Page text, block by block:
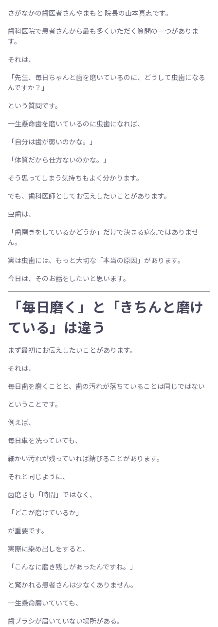
さがなかの歯医者さんやまもと 院長の山本真志です。
歯科医院で患者さんから最も多くいただく質問の一つがありま
す。
それは、
「先生、毎日ちゃんと歯を磨いているのに、どうして虫歯になる
んですか？」
という質問です。
一生懸命歯を磨いているのに虫歯になれば、
「自分は歯が弱いのかな。」
「体質だから仕方ないのかな。」
そう思ってしまう気持ちもよく分かります。
でも、歯科医師としてお伝えしたいことがあります。
虫歯は、
「歯磨きをしているかどうか」だけで決まる病気ではありませ
ん。
実は虫歯には、もっと大切な「本当の原因」があります。
今日は、そのお話をしたいと思います。
「毎日磨く」と「きちんと磨け
ている」は違う
まず最初にお伝えしたいことがあります。
それは、
毎日歯を磨くことと、歯の汚れが落ちていることは同じではない
ということです。
例えば、
毎日車を洗っていても、
細かい汚れが残っていれば錆びることがあります。
それと同じように、
歯磨きも「時間」ではなく、
「どこが磨けているか」
が重要です。
実際に染め出しをすると、
「こんなに磨き残しがあったんですね。」
と驚かれる患者さんは少なくありません。
一生懸命磨いていても、
歯ブラシが届いていない場所がある。